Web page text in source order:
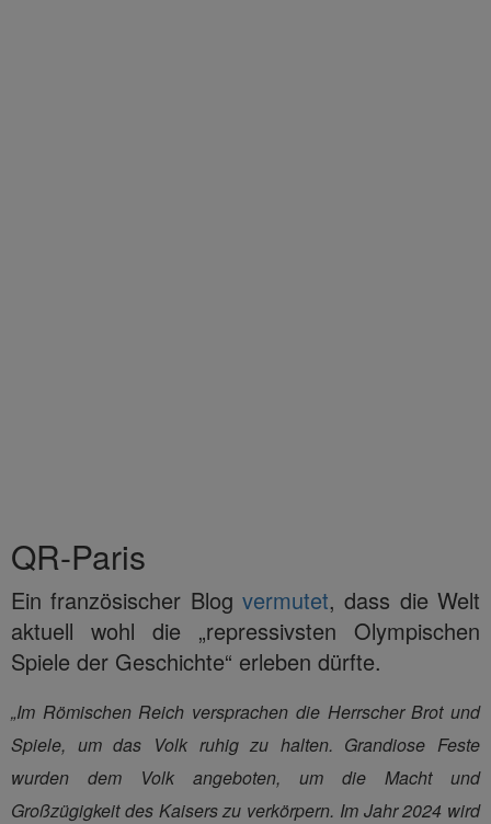
QR-Paris
Ein französischer Blog vermutet, dass die Welt
aktuell wohl die „repressivsten Olympischen
Spiele der Geschichte“ erleben dürfte.
„Im Römischen Reich versprachen die Herrscher Brot und
Spiele, um das Volk ruhig zu halten. Grandiose Feste
wurden dem Volk angeboten, um die Macht und
Großzügigkeit des Kaisers zu verkörpern. Im Jahr 2024 wird